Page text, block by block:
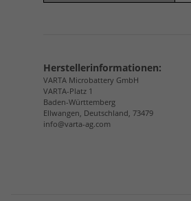
Herstellerinformationen:
VARTA Microbattery GmbH
VARTA-Platz 1
Baden-Württemberg
Ellwangen, Deutschland, 73479
info@varta-ag.com